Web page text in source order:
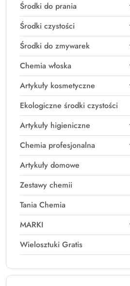
Środki do prania
Środki czystości
Środki do zmywarek
Chemia włoska
Artykuły kosmetyczne
Ekologiczne środki czystości
Artykuły higieniczne
Chemia profesjonalna
Artykuły domowe
Zestawy chemii
Tania Chemia
MARKI
Wielosztuki Gratis